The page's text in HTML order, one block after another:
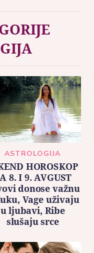
ASTROLOGIJA
HOROSKOP
8. I 9. AVGUST
donose važnu
Vage uživaju
u ljubavi, Ribe
slušaju srce